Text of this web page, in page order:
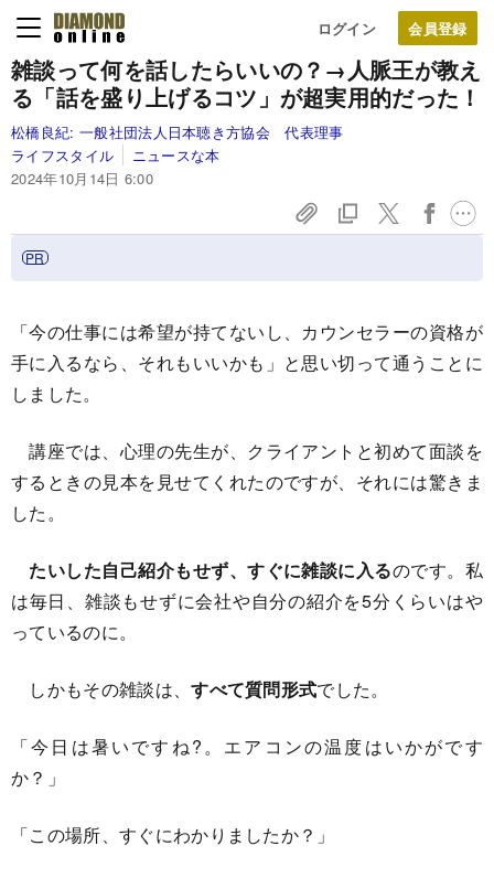
ログイン
雑談って何を話したらいいの？→人脈王が教え
る「話を盛り上げるコツ」が超実用的だった！
松橋良紀: 一般社団法人日本聴き方協会 代表理事
ライフスタイル
ニュースな本
2024年10月14日 6:00
「今の仕事には希望が持てないし、カウンセラーの資格が
手に入るなら、それもいいかも」と思い切って通うことに
しました。
講座では、心理の先生が、クライアントと初めて面談を
するときの見本を見せてくれたのですが、それには驚きま
した。
たいした自己紹介もせず、すぐに雑談に入るのです。私
は毎日、雑談もせずに会社や自分の紹介を5分くらいはや
っているのに。
しかもその雑談は、すべて質問形式でした。
「今日は暑いですね?。エアコンの温度はいかがです
か？」
「この場所、すぐにわかりましたか？」